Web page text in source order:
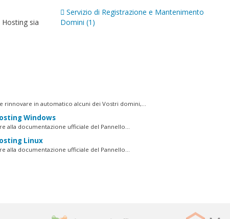
sia
Servizio di Registrazione e Mantenimento
Domini (1)
rinnovare in automatico alcuni dei Vostri domini,...
Windows
alla documentazione ufficiale del Pannello...
Linux
alla documentazione ufficiale del Pannello...